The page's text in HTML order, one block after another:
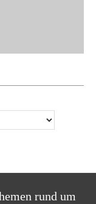
rund um